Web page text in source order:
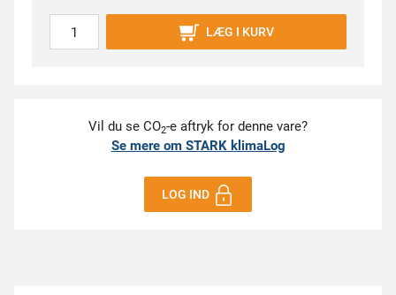
LÆG I KURV
Vil du se CO2-e aftryk for denne vare?
Se mere om STARK klimaLog
LOG IND